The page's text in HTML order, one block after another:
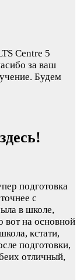
Centre 5
за ваш
Будем
подготовка
с
в школе,
вот на основной
кстати,
подготовки,
отличный,